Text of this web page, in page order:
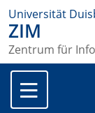
Universität
ZIM
Zentrum für